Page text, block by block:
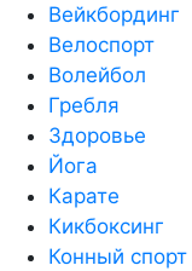
Вейкбординг
Велоспорт
Волейбол
Гребля
Здоровье
Йога
Карате
Кикбоксинг
Конный спорт